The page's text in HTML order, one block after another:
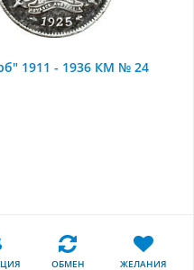
1911 - 1936 КМ № 24
ОБМЕН ЖЕЛАНИЯ